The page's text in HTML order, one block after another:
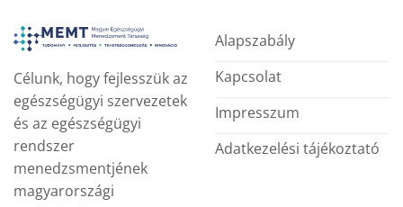
Célunk, hogy fejlesszük az
egészségügyi szervezetek
és az egészségügyi
rendszer
menedzsmentjének
magyarországi
Alapszabály
Kapcsolat
Impresszum
Adatkezelési tájékoztató